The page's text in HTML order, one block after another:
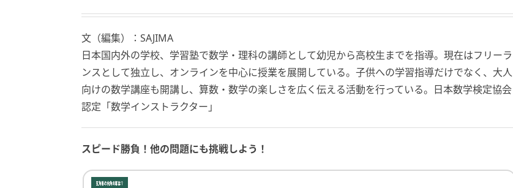
文（編集）：SAJIMA
日本国内外の学校、学習塾で数学・理科の講師として幼児から高校生までを指導。現在はフリーラ
ンスとして独立し、オンラインを中心に授業を展開している。子供への学習指導だけでなく、大人
向けの数学講座も開講し、算数・数学の楽しさを広く伝える活動を行っている。日本数学検定協会
認定「数学インストラクター」
スピード勝負！他の問題にも挑戦しよう！
【脳トレ】角度を求める方法、覚えてる？→意外と忘れがちな『図形問題』特集